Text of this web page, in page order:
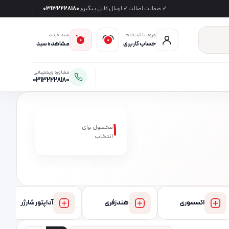
✓ ضمانت اصالت✓ ارسال قابل پیگیری03132228180
ورود یا ثبت‌نام
حساب کاربری 0
0
سبد خرید
مشاهده سبد
مشاوره و پشتیبانی
03132228180
1محصول برای
انتخاب
اکسسوری هندزفری آداپتور شارژر